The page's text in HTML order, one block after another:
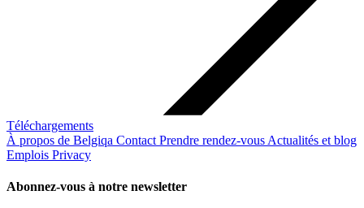
Téléchargements
À propos de Belgiqa Contact Prendre rendez-vous Actualités et blog
Emplois Privacy
Abonnez-vous à notre newsletter